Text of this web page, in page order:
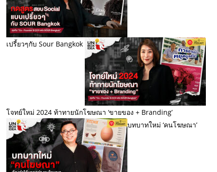
เปรี้ยวๆกับ Sour Bangkok
โจทย์ใหม่ 2024 ท้าทายนักโฆษณา ‘ขายของ + Branding’
บทบาทใหม่ ‘คนโฆษณา’